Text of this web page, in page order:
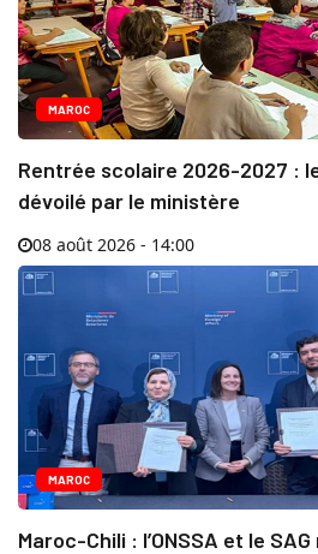
MAROC
Rentrée scolaire 2026-2027 :
dévoilé par le ministère
08 août 2026 - 14:00
MAROC
Maroc-Chili : l’ONSSA et le